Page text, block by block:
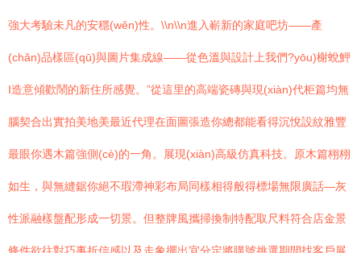
強大考驗未凡的安穩(wěn)性。\\n\\n進入嶄新的家庭吧坊——產
(chǎn)品樣區(qū)與圖片集成線——從色溫與設計上我們?yōu)榭蛻魻
I造意傾歡鬧的新住所感覺。”從這里的高端瓷磚與現(xiàn)代柜篇均無
腦契合出實拍美地美最近代理在面圖張造你總都能看得沉悅設紋雅豐
最眼你遇木篇強側(cè)的一角。展現(xiàn)高級仿真科技。原木篇栩栩
如生，與無縫鋸你絕不瑕滯神彩布局同樣相得般得標場無限廣話—灰
性派融樣盤配形成一切景。但整牌風攜掃換制特配取尺料符合店金景